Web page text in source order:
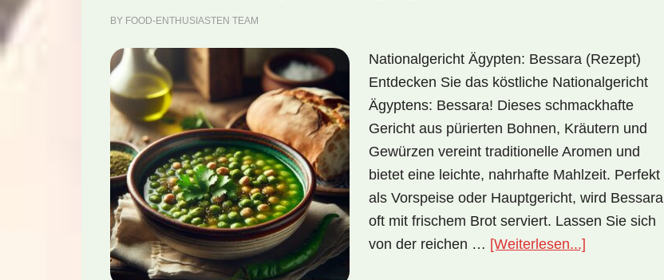
BY FOOD-ENTHUSIASTEN TEAM
Nationalgericht Ägypten: Bessara (Rezept)
Entdecken Sie das köstliche Nationalgericht
Ägyptens: Bessara! Dieses schmackhafte
Gericht aus pürierten Bohnen, Kräutern und
Gewürzen vereint traditionelle Aromen und
bietet eine leichte, nahrhafte Mahlzeit. Perfekt
als Vorspeise oder Hauptgericht, wird Bessara
oft mit frischem Brot serviert. Lassen Sie sich
von der reichen … [Weiterlesen...]